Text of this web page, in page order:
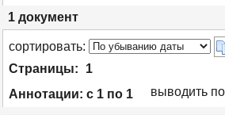
1 документ
cортировать:
Страницы:
1
Аннотации: с 1 по 1 выводить